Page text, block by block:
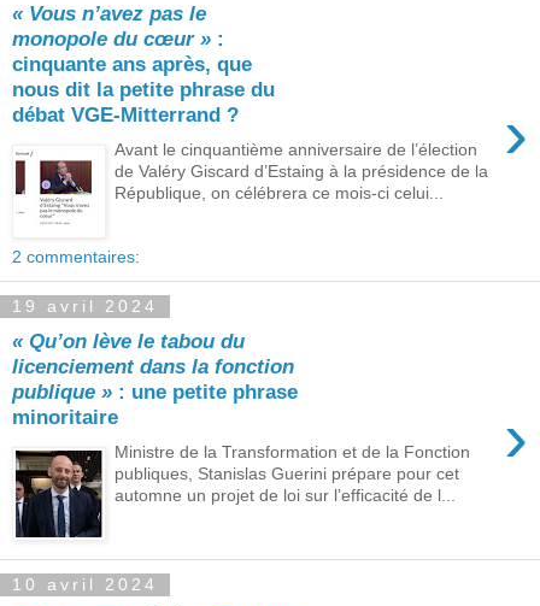
« Vous n’avez pas le
monopole du cœur » :
cinquante ans après, que
nous dit la petite phrase du
débat VGE-Mitterrand ?
›
Avant le cinquantième anniversaire de l’élection
de Valéry Giscard d’Estaing à la présidence de la
République, on célébrera ce mois-ci celui...
2 commentaires:
19 avril 2024
« Qu’on lève le tabou du
licenciement dans la fonction
publique » : une petite phrase
minoritaire
›
Ministre de la Transformation et de la Fonction
publiques, Stanislas Guerini prépare pour cet
automne un projet de loi sur l’efficacité de l...
10 avril 2024